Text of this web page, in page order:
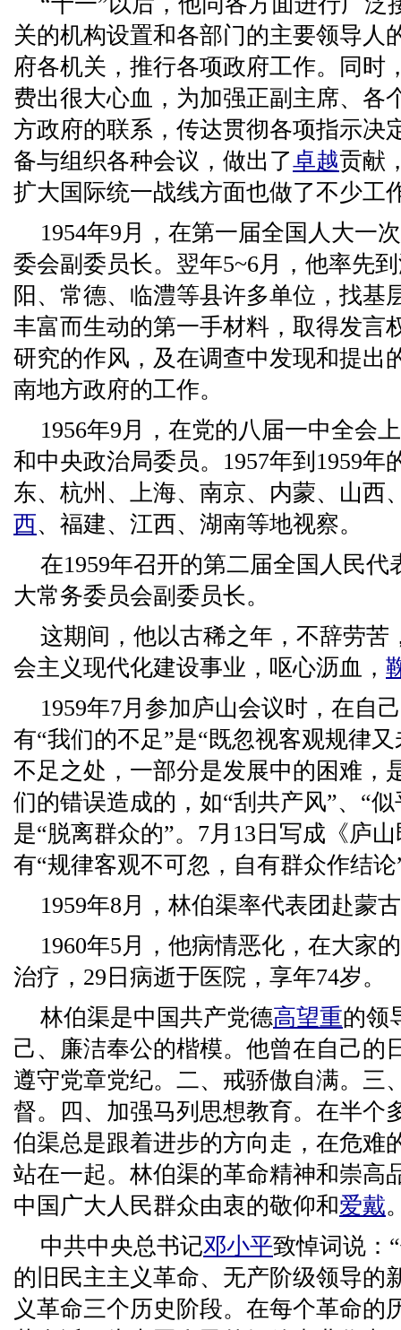
关的机构设置和各部门的主要领导人
府各机关，推行各项政府工作。同时
费出很大心血，为加强正副主席、各
方政府的联系，传达贯彻各项指示决
备与组织各种会议，做出了卓越贡献
扩大国际统一战线方面也做了不少工
1954年9月，在第一届全国人大一
委会副委员长。翌年5~6月，他率先
阳、常德、临澧等县许多单位，找基
丰富而生动的第一手材料，取得发言
研究的作风，及在调查中发现和提出
南地方政府的工作。
1956年9月，在党的八届一中全会
和中央政治局委员。1957年到1959年
东、杭州、上海、南京、内蒙、山西
西、福建、江西、湖南等地视察。
在1959年召开的第二届全国人民
大常务委员会副委员长。
这期间，他以古稀之年，不辞劳苦
会主义现代化建设事业，呕心沥血，
1959年7月参加庐山会议时，在自
有“我们的不足”是“既忽视客观规律
不足之处，一部分是发展中的困难，
们的错误造成的，如“刮共产风”、“
是“脱离群众的”。7月13日写成《庐
有“规律客观不可忽，自有群众作结
1959年8月，林伯渠率代表团赴蒙
1960年5月，他病情恶化，在大家
治疗，29日病逝于医院，享年74岁。
林伯渠是中国共产党德高望重的领
己、廉洁奉公的楷模。他曾在自己的
遵守党章党纪。二、戒骄傲自满。三
督。四、加强马列思想教育。在半个
伯渠总是跟着进步的方向走，在危难
站在一起。林伯渠的革命精神和崇高
中国广大人民群众由衷的敬仰和爱戴
中共中央总书记邓小平致悼词说：
的旧民主主义革命、无产阶级领导的
义革命三个历史阶段。在每个革命的